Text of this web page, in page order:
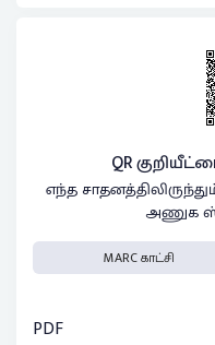
QR
எந்த
அணுக
MARC காட்சி
PDF